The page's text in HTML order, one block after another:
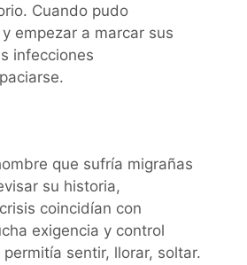
Cuando pudo
empezar a marcar sus
infecciones
que sufría migrañas
su historia,
coincidían con
exigencia y control
sentir, llorar, soltar.